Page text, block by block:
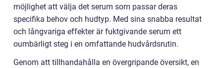
möjlighet att välja det serum som passar deras
specifika behov och hudtyp. Med sina snabba resultat
och långvariga effekter är fuktgivande serum ett
oumbärligt steg i en omfattande hudvårdsrutin.
Genom att tillhandahålla en övergripande översikt, en